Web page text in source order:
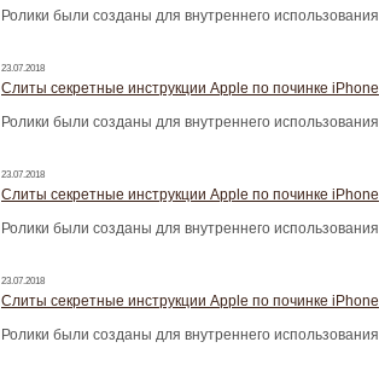
Ролики были созданы для внутреннего использования
23.07.2018
Слиты секретные инструкции Apple по починке iPhone
Ролики были созданы для внутреннего использования
23.07.2018
Слиты секретные инструкции Apple по починке iPhone
Ролики были созданы для внутреннего использования
23.07.2018
Слиты секретные инструкции Apple по починке iPhone
Ролики были созданы для внутреннего использования